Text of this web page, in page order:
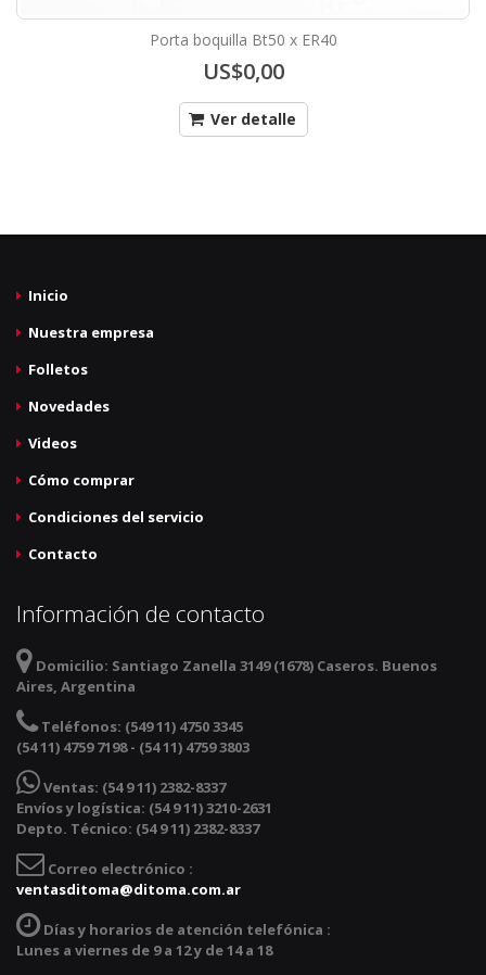
Porta boquilla Bt50 x ER40
US$0,00
Ver detalle
Inicio
Nuestra empresa
Folletos
Novedades
Videos
Cómo comprar
Condiciones del servicio
Contacto
Información de contacto
Domicilio: Santiago Zanella 3149 (1678) Caseros. Buenos
Aires, Argentina
Teléfonos: (549 11) 4750 3345
(54 11) 4759 7198 - (54 11) 4759 3803
Ventas: (54 9 11) 2382-8337
Envíos y logística: (54 9 11) 3210-2631
Depto. Técnico: (54 9 11) 2382-8337
Correo electrónico :
ventasditoma@ditoma.com.ar
Días y horarios de atención telefónica :
Lunes a viernes de 9 a 12 y de 14 a 18